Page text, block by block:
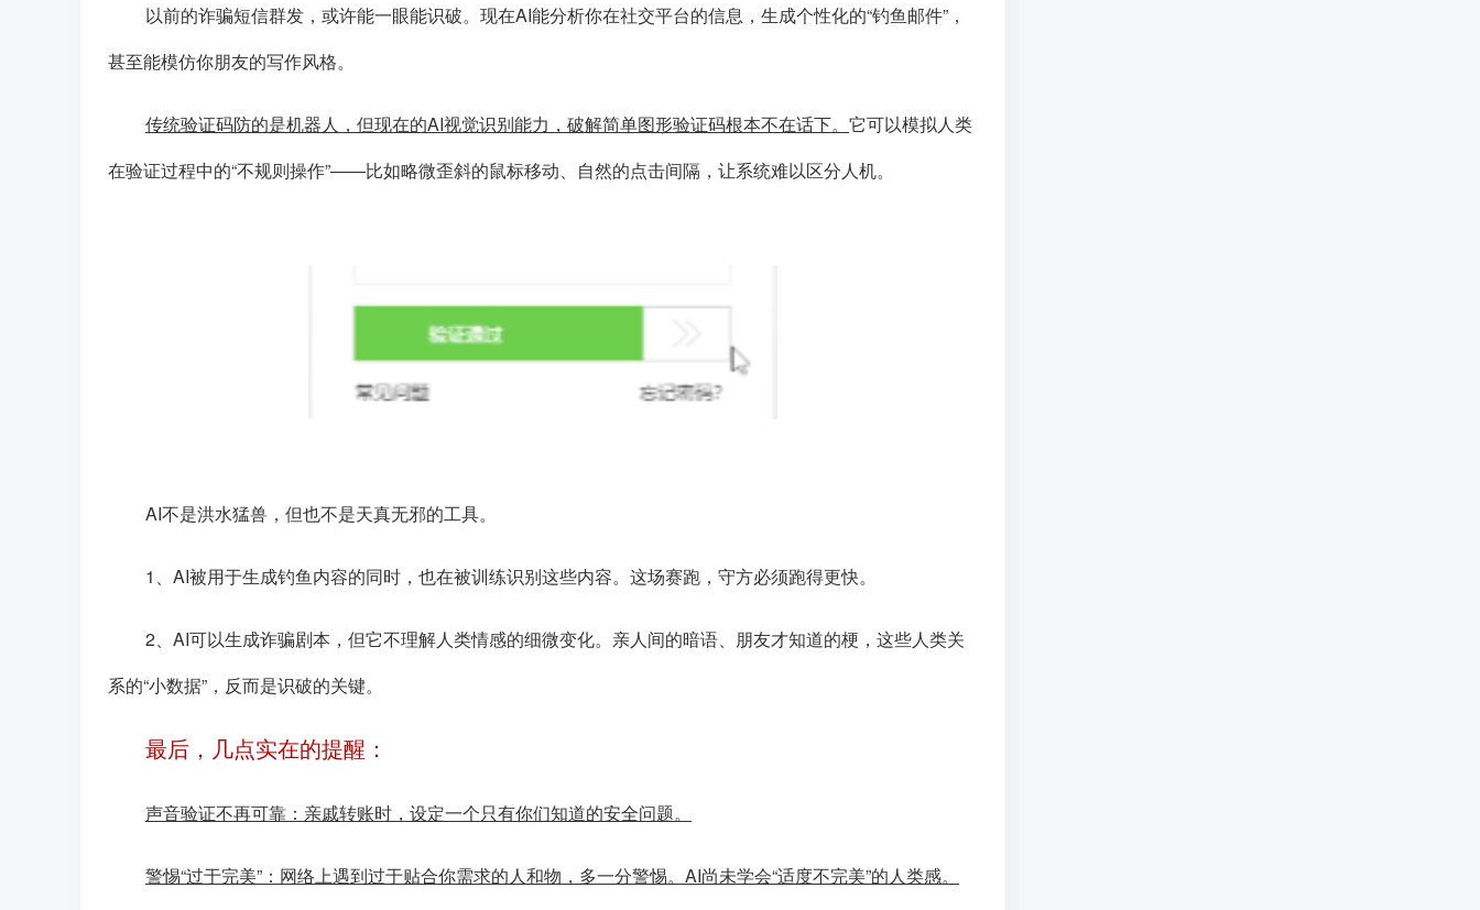
以前的诈骗短信群发，或许能一眼能识破。现在AI能分析你在社交平台的信息，生成个性化的“钓鱼邮件”，
甚至能模仿你朋友的写作风格。
传统验证码防的是机器人，但现在的AI视觉识别能力，破解简单图形验证码根本不在话下。 它可以模拟人类
在验证过程中的“不规则操作”——比如略微歪斜的鼠标移动、自然的点击间隔，让系统难以区分人机。
AI不是洪水猛兽，但也不是天真无邪的工具。
1、AI被用于生成钓鱼内容的同时，也在被训练识别这些内容。这场赛跑，守方必须跑得更快。
2、AI可以生成诈骗剧本，但它不理解人类情感的细微变化。亲人间的暗语、朋友才知道的梗，这些人类关
系的“小数据”，反而是识破的关键。
最后，几点实在的提醒：
声音验证不再可靠：亲戚转账时，设定一个只有你们知道的安全问题。
警惕“过于完美”：网络上遇到过于贴合你需求的人和物，多一分警惕。AI尚未学会“适度不完美”的人类感。